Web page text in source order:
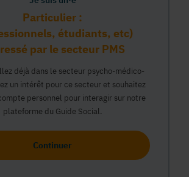
Particulier :
étudiants, etc)
par le secteur PMS
déjà dans le secteur psycho-médico-
un intérêt pour ce secteur et souhaitez
personnel pour interagir sur notre
plateforme du Guide Social.
Continuer